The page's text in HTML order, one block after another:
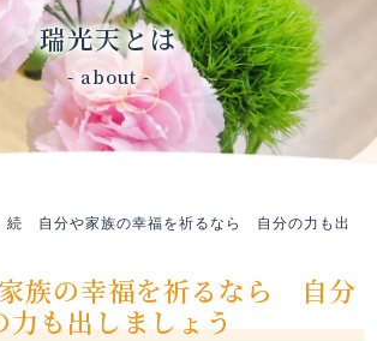
瑞光天とは
- about -
続 自分や家族の幸福を祈るなら 自分の力も出
族の幸福を祈るなら 自分
力も出しましょう